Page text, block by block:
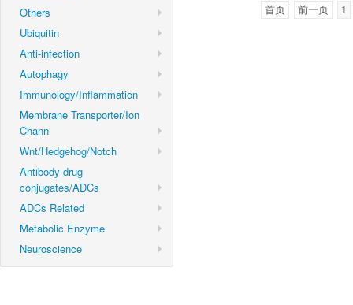
Others
Ubiquitin
Anti-infection
Autophagy
Immunology/Inflammation
Membrane Transporter/Ion
Chann
Wnt/Hedgehog/Notch
Antibody-drug
conjugates/ADCs
ADCs Related
Metabolic Enzyme
Neuroscience
首页 前一页 1